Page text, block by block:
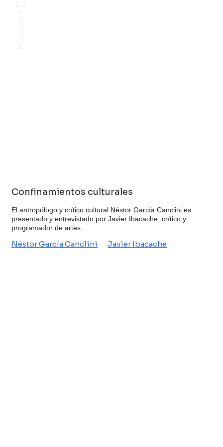
Confinamientos culturales
El antropólogo y crítico cultural Néstor García Canclini es
presentado y entrevistado por Javier Ibacache, crítico y
programador de artes...
Néstor García Canclini Javier Ibacache